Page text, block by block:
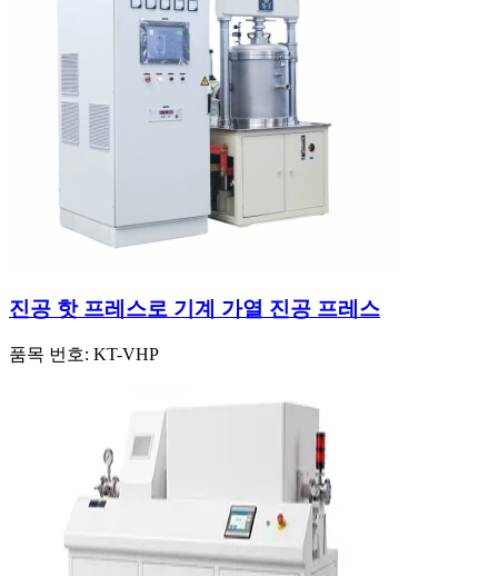
진공 핫 프레스로 기계 가열 진공 프레스
품목 번호: KT-VHP